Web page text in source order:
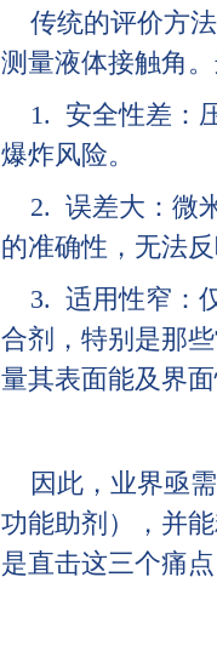
传统的评价方
测量液体接触角
1. 安全性差：
爆炸风险。
2. 误差大：微
的准确性，无法
3. 适用性窄：
合剂，特别是那
量其表面能及界
因此，业界亟
功能助剂），并
是直击这三个痛